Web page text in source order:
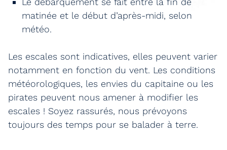
matinée et le début d’après-midi, selon
météo.
Les escales sont indicatives, elles peuvent varier
notamment en fonction du vent. Les conditions
météorologiques, les envies du capitaine ou les
pirates peuvent nous amener à modifier les
escales ! Soyez rassurés, nous prévoyons
toujours des temps pour se balader à terre.